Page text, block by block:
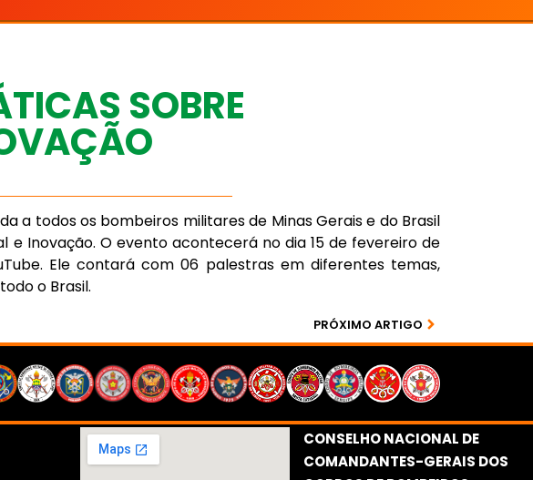
SOBRE
a todos os bombeiros militares de Minas Gerais e do Brasil
e Inovação. O evento acontecerá no dia 15 de fevereiro de
Ele contará com 06 palestras em diferentes temas,
o Brasil.
PRÓXIMO ARTIGO
CONSELHO NACIONAL DE
COMANDANTES-GERAIS DOS